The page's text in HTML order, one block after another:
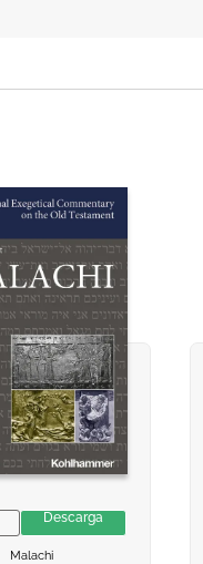
INFORMACION
INFORMACION
Descarga
Malachi